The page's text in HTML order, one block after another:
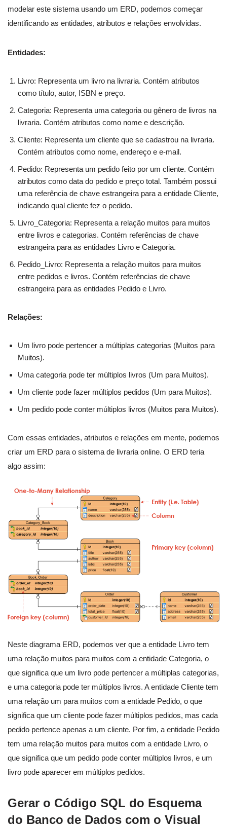
modelar este sistema usando um ERD, podemos começar
identificando as entidades, atributos e relações envolvidas.
Entidades:
Livro: Representa um livro na livraria. Contém atributos
como título, autor, ISBN e preço.
Categoria: Representa uma categoria ou gênero de livros na
livraria. Contém atributos como nome e descrição.
Cliente: Representa um cliente que se cadastrou na livraria.
Contém atributos como nome, endereço e e-mail.
Pedido: Representa um pedido feito por um cliente. Contém
atributos como data do pedido e preço total. Também possui
uma referência de chave estrangeira para a entidade Cliente,
indicando qual cliente fez o pedido.
Livro_Categoria: Representa a relação muitos para muitos
entre livros e categorias. Contém referências de chave
estrangeira para as entidades Livro e Categoria.
Pedido_Livro: Representa a relação muitos para muitos
entre pedidos e livros. Contém referências de chave
estrangeira para as entidades Pedido e Livro.
Relações:
Um livro pode pertencer a múltiplas categorias (Muitos para
Muitos).
Uma categoria pode ter múltiplos livros (Um para Muitos).
Um cliente pode fazer múltiplos pedidos (Um para Muitos).
Um pedido pode conter múltiplos livros (Muitos para Muitos).
Com essas entidades, atributos e relações em mente, podemos
criar um ERD para o sistema de livraria online. O ERD teria
algo assim:
Neste diagrama ERD, podemos ver que a entidade Livro tem
uma relação muitos para muitos com a entidade Categoria, o
que significa que um livro pode pertencer a múltiplas categorias,
e uma categoria pode ter múltiplos livros. A entidade Cliente tem
uma relação um para muitos com a entidade Pedido, o que
significa que um cliente pode fazer múltiplos pedidos, mas cada
pedido pertence apenas a um cliente. Por fim, a entidade Pedido
tem uma relação muitos para muitos com a entidade Livro, o
que significa que um pedido pode conter múltiplos livros, e um
livro pode aparecer em múltiplos pedidos.
Gerar o Código SQL do Esquema
do Banco de Dados com o Visual